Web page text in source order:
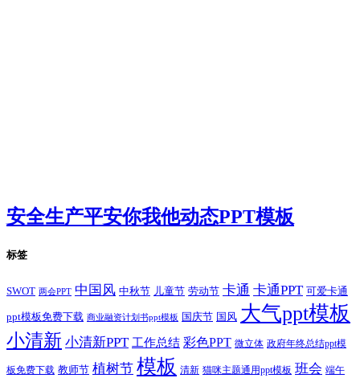
安全生产平安你我他动态PPT模板
标签
SWOT 两会PPT 中国风 中秋节 儿童节 劳动节 卡通 卡通PPT 可爱卡通
ppt模板免费下载 商业融资计划书ppt模板 国庆节 国风 大气ppt模板
小清新 小清新PPT 工作总结 彩色PPT 微立体 政府年终总结ppt模
板免费下载 教师节 植树节 模板 清新 猫咪主题通用ppt模板 班会 端午